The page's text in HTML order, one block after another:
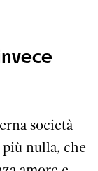
società
nulla, che